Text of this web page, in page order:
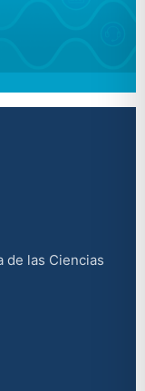
de las Ciencias